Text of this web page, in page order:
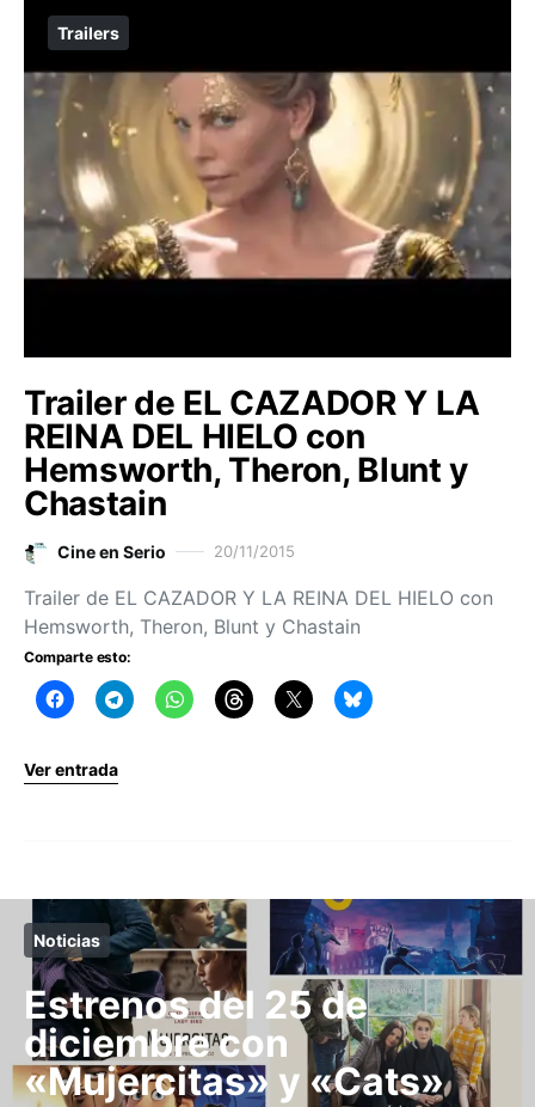
Trailers
Trailer de EL CAZADOR Y LA
REINA DEL HIELO con
Hemsworth, Theron, Blunt y
Chastain
Cine en Serio 20/11/2015
Trailer de EL CAZADOR Y LA REINA DEL HIELO con
Hemsworth, Theron, Blunt y Chastain
Comparte esto:
Ver entrada
Noticias
Estrenos del 25 de
diciembre con
«Mujercitas» y «Cats»